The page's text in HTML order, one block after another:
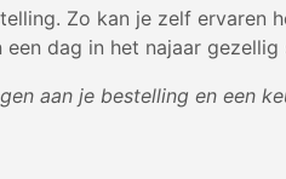
Zo kan je zelf ervaren
dag in het najaar gezellig
aan je bestelling en een